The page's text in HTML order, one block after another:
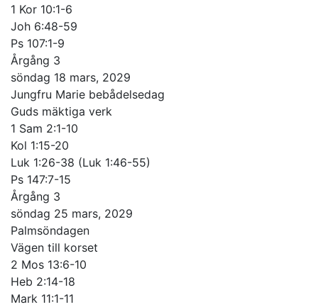
1 Kor 10:1-6
Joh 6:48-59
Ps 107:1-9
Årgång 3
söndag 18 mars, 2029
Jungfru Marie bebådelsedag
Guds mäktiga verk
1 Sam 2:1-10
Kol 1:15-20
Luk 1:26-38 (Luk 1:46-55)
Ps 147:7-15
Årgång 3
söndag 25 mars, 2029
Palmsöndagen
Vägen till korset
2 Mos 13:6-10
Heb 2:14-18
Mark 11:1-11